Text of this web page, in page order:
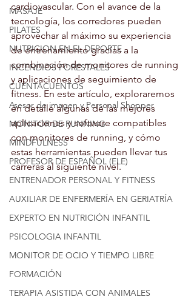
MASAJE
PILATES
NUTRICION EN EL DEPORTE
INCENDIOS FORESTALES
CUENTACUENTOS
Asesor de imagen y Personal Shopper
MONITOR DE RUNNING
MINDFULNESS
PROFESOR DE ESPAÑOL (ELE)
ENTRENADOR PERSONAL Y FITNESS
AUXILIAR DE ENFERMERÍA EN GERIATRÍA
EXPERTO EN NUTRICIÓN INFANTIL
PSICOLOGIA INFANTIL
MONITOR DE OCIO Y TIEMPO LIBRE
FORMACIÓN
TERAPIA ASISTIDA CON ANIMALES
cardiovascular. Con el avance de la
tecnología, los corredores pueden
aprovechar al máximo su experiencia
de entrenamiento gracias a la
combinación de monitores de running
y aplicaciones de seguimiento de
fitness. En este artículo, exploraremos
en detalle algunas de las mejores
aplicaciones y software compatibles
con monitores de running, y cómo
estas herramientas pueden llevar tus
carreras al siguiente nivel.